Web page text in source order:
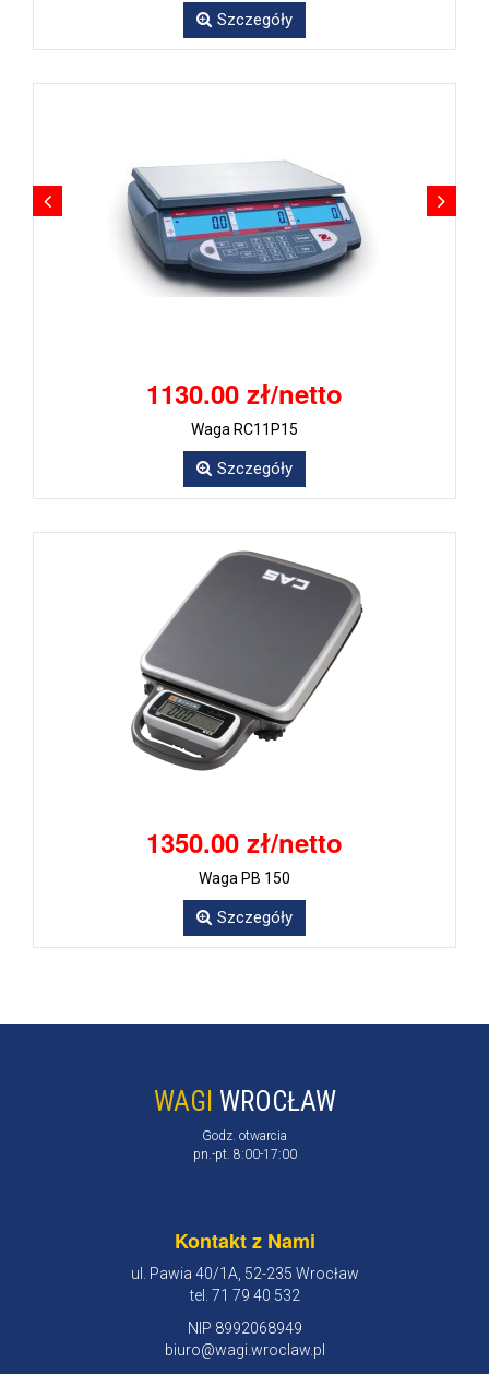
Szczegóły
1130.00 zł/netto
Waga RC11P15
Szczegóły
1350.00 zł/netto
Waga PB 150
Szczegóły
WAGI WROCŁAW
Godz. otwarcia
pn.-pt. 8:00-17:00
Kontakt z Nami
ul. Pawia 40/1A, 52-235 Wrocław
tel. 71 79 40 532
NIP 8992068949
biuro@wagi.wroclaw.pl